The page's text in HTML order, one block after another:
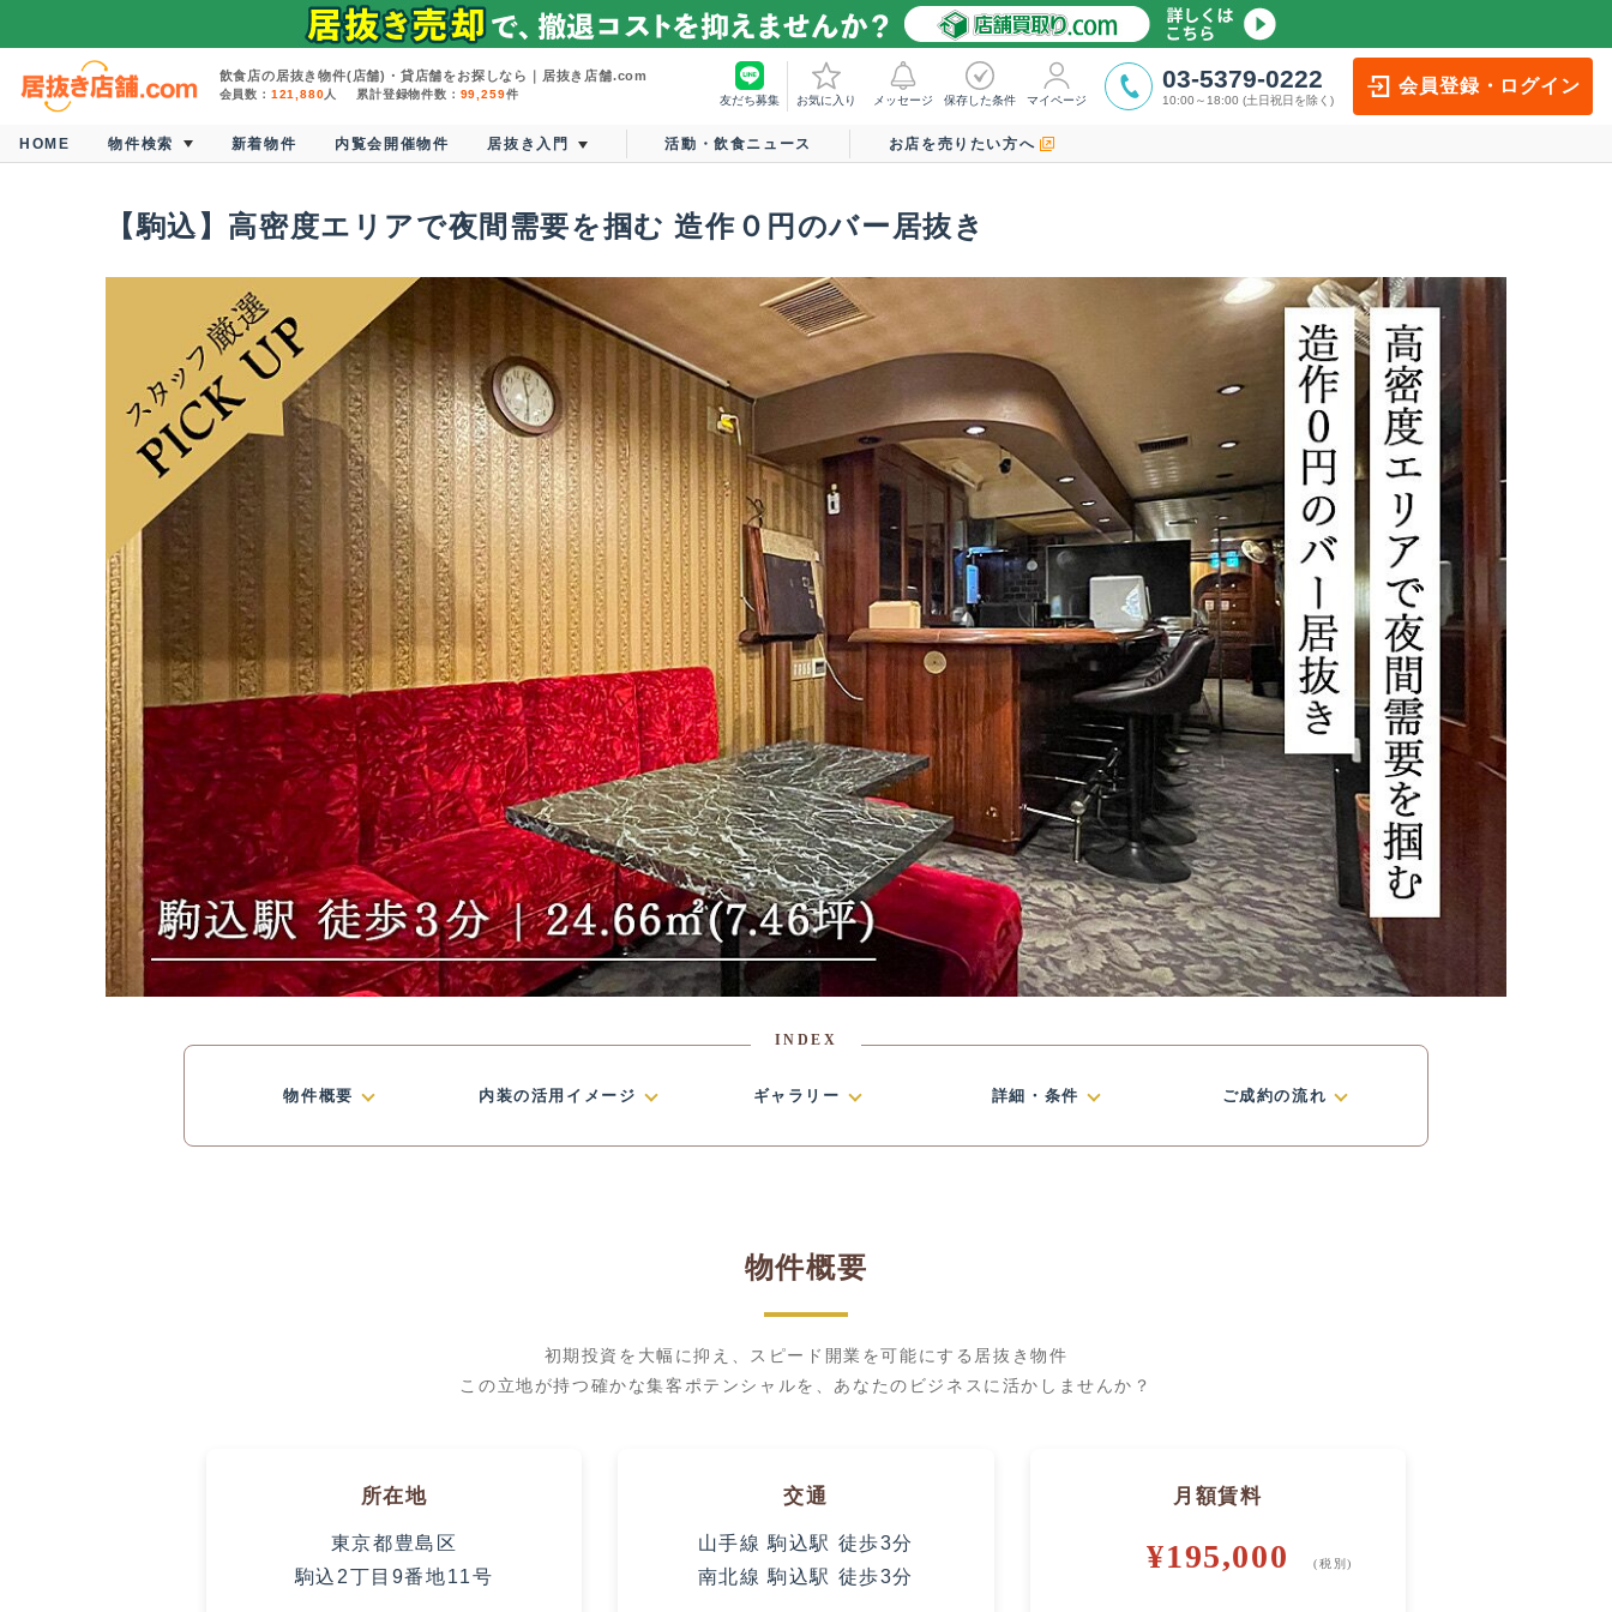
飲食店の居抜き物件(店舗)・貸店舗をお探しなら｜居抜き店舗.com
会員数： 121,880人 累計登録物件数： 99,259件 友だち募集 お気に入り メッセージ 保存した条件 マイページ
03-5379-0222
10:00～18:00 (土日祝日を除く)
会員登録・ログイン
HOME 物件検索 新着物件 内覧会開催物件 居抜き入門 活動・飲食ニュース お店を売りたい方へ
【駒込】高密度エリアで夜間需要を掴む 造作０円のバー居抜き
INDEX
物件概要 内装の活用イメージ ギャラリー 詳細・条件 ご成約の流れ
物件概要
初期投資を大幅に抑え、スピード開業を可能にする居抜き物件
この立地が持つ確かな集客ポテンシャルを、あなたのビジネスに活かしませんか？
所在地
東京都豊島区
駒込2丁目9番地11号
交通
山手線 駒込駅 徒歩3分
南北線 駒込駅 徒歩3分
月額賃料
¥195,000 (税別)